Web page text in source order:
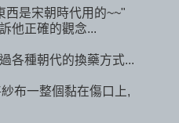
西是宋朝時代用的~~"
他正確的觀念...
各種朝代的換藥方式...
布一整個黏在傷口上,